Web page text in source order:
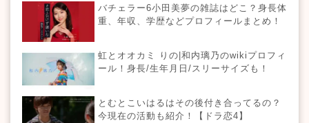
バチェラー6小田美夢の雑誌はどこ？身長体
重、年収、学歴などプロフィールまとめ！
虹とオオカミ りの|和内璃乃のwikiプロフィ
ール！身長/生年月日/スリーサイズも！
とむとこいはるはその後付き合ってるの？
今現在の活動も紹介！【ドラ恋4】